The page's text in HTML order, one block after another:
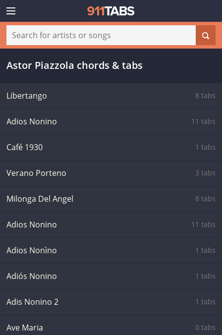
Astor Piazzola chords & tabs
Libertango 8 tabs
Adios Nonino 11 tabs
Café 1930 1 tabs
Verano Porteno 3 tabs
Milonga Del Angel 8 tabs
Adios Nonino 11 tabs
Adios Nonìno 1 tabs
Adiós Nonino 1 tabs
Adis Nonino 2 1 tabs
Ave Maria 0 tabs